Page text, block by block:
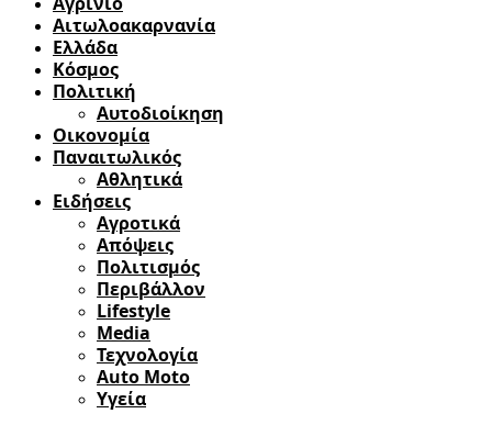
Αιτωλοακαρνανία
Ελλάδα
Κόσμος
Πολιτική
Αυτοδιοίκηση
Οικονομία
Παναιτωλικός
Αθλητικά
Ειδήσεις
Αγροτικά
Απόψεις
Πολιτισμός
Περιβάλλον
Lifestyle
Media
Τεχνολογία
Auto Moto
Υγεία